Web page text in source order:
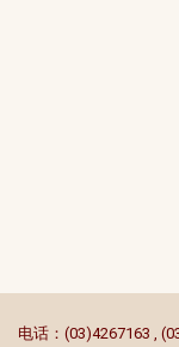
电话：(03)4267163 ,